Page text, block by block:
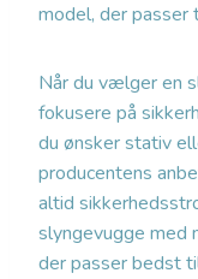
model, der passer
Når du vælger en
fokusere på
du ønsker stativ
producentens
altid
slyngevugge med
der passer bedst